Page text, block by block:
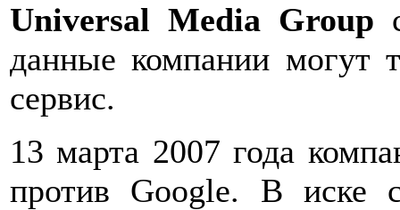
Universal Media Group
данные компании могут
сервис.
13 марта 2007 года
против Google. В иске